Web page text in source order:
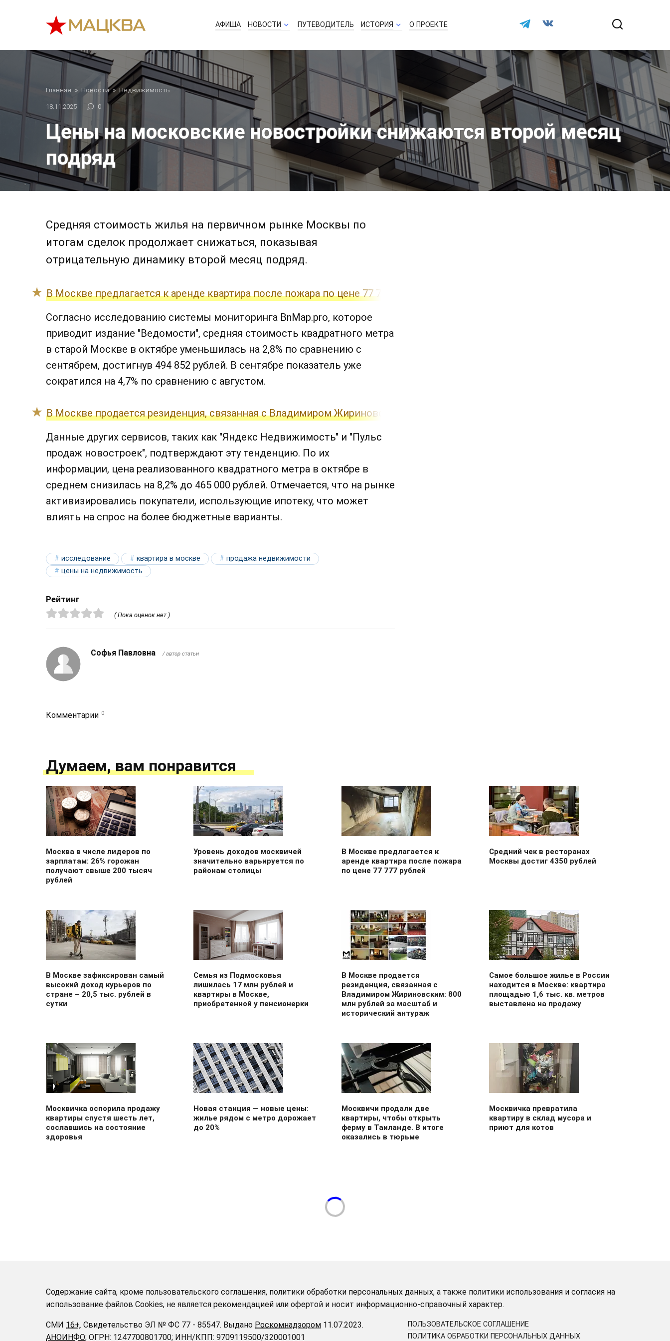
АФИША НОВОСТИ ПУТЕВОДИТЕЛЬ ИСТОРИЯ О ПРОЕКТЕ
Главная » Новости » Недвижимость
18.11.2025 0
Цены на московские новостройки снижаются второй месяц
подряд
Средняя стоимость жилья на первичном рынке Москвы по
итогам сделок продолжает снижаться, показывая
отрицательную динамику второй месяц подряд.
В Москве предлагается к аренде квартира после пожара по цене 77 777 рублей
Согласно исследованию системы мониторинга BnMap.pro, которое
приводит издание "Ведомости", средняя стоимость квадратного метра
в старой Москве в октябре уменьшилась на 2,8% по сравнению с
сентябрем, достигнув 494 852 рублей. В сентябре показатель уже
сократился на 4,7% по сравнению с августом.
В Москве продается резиденция, связанная с Владимиром Жириновским: 800 млн рублей за масштаб и исторический антураж
Данные других сервисов, таких как "Яндекс Недвижимость" и "Пульс
продаж новостроек", подтверждают эту тенденцию. По их
информации, цена реализованного квадратного метра в октябре в
среднем снизилась на 8,2% до 465 000 рублей. Отмечается, что на рынке
активизировались покупатели, использующие ипотеку, что может
влиять на спрос на более бюджетные варианты.
исследование квартира в москве
продажа недвижимости
цены на недвижимость
Рейтинг
( Пока оценок нет )
Софья Павловна / автор статьи
Комментарии 0
Думаем, вам понравится
Москва в числе лидеров по
зарплатам: 26% горожан
получают свыше 200 тысяч
рублей
Уровень доходов москвичей
значительно варьируется по
районам столицы
В Москве предлагается к
аренде квартира после пожара
по цене 77 777 рублей
Средний чек в ресторанах
Москвы достиг 4350 рублей
В Москве зафиксирован самый
высокий доход курьеров по
стране – 20,5 тыс. рублей в
сутки
Семья из Подмосковья
лишилась 17 млн рублей и
квартиры в Москве,
приобретенной у пенсионерки
В Москве продается
резиденция, связанная с
Владимиром Жириновским: 800
млн рублей за масштаб и
исторический антураж
Самое большое жилье в России
находится в Москве: квартира
площадью 1,6 тыс. кв. метров
выставлена на продажу
Москвичка оспорила продажу
квартиры спустя шесть лет,
сославшись на состояние
здоровья
Новая станция — новые цены:
жилье рядом с метро дорожает
до 20%
Москвичи продали две
квартиры, чтобы открыть
ферму в Таиланде. В итоге
оказались в тюрьме
Москвичка превратила
квартиру в склад мусора и
приют для котов
Содержание сайта, кроме пользовательского соглашения, политики обработки персональных данных, а также политики использования и согласия на
использование файлов Cookies, не является рекомендацией или офертой и носит информационно-справочный характер.
СМИ 16+. Свидетельство ЭЛ № ФС 77 - 85547. Выдано Роскомнадзором 11.07.2023.
АНОИНФО; ОГРН: 1247700801700; ИНН/КПП: 9709119500/320001001
ПОЛЬЗОВАТЕЛЬСКОЕ СОГЛАШЕНИЕ
ПОЛИТИКА ОБРАБОТКИ ПЕРСОНАЛЬНЫХ ДАННЫХ